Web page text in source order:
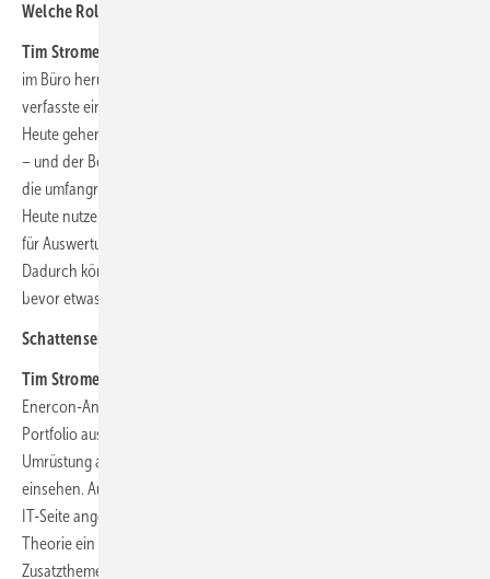
Welche Rolle spielt Digitalisierung?
Tim Stromer:
im Büro herunter und
verfasste einen Bericht in Excel am Computer. Das war zeitintensiv.
Heute gehen wir bei Airwin mit dem Handy per App durch die Anlage
– und der Bericht ist quasi fertig, wenn man die Anlage verlässt. Auch
die umfangreichen Scada-Daten wären händisch gar nicht nutzbar.
Heute nutzen wir RotorSoft als professionelles Anlagenmanagement
für Auswertungen und können so automatisierte Prozesse abbilden.
Dadurch können wir Auffälligkeiten feststellen und aktiv werden,
bevor etwas passiert.
Schattenseite sind Angriffe aus dem Netz…
Tim Stromer:
Enercon-Anlagen. Dadurch sind rund zehn Prozent in unserem
Portfolio ausgefallen. Wir selbst konnten durch eine kurzfristige
Umrüstung auf LTE-Modems die Anlagen per Fernzugriff online wieder
einsehen. Auch andere Hersteller und Serviceanbieter wurden auf der
IT-Seite angegriffen. Vor ein paar Jahren war Cyber-Security in der
Theorie ein Thema, aber nun ist es Wirklichkeit geworden. Viele
Zusatzthemen kommen auf Betreiber zu, etwa BNK oder Redispatch